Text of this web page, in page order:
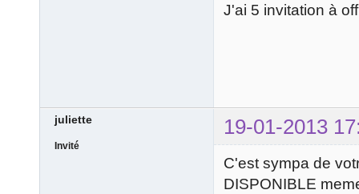
J'ai 5 invitation à
juliette 19-01-2013
Invité
C'est sympa de
DISPONIBLE